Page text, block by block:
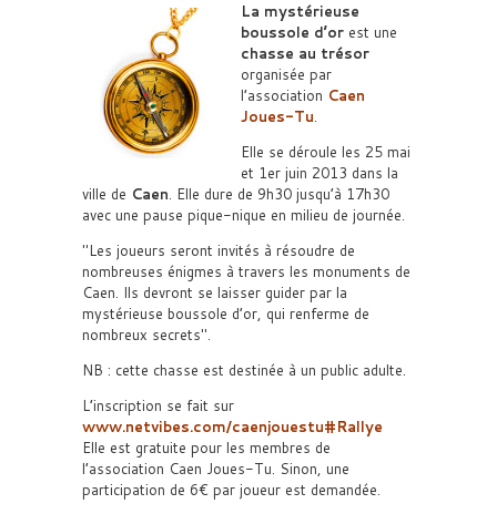
La mystérieuse
boussole d’or est une
chasse au trésor
organisée par
l’association Caen
Joues-Tu.
Elle se déroule les 25 mai
et 1er juin 2013 dans la
ville de Caen. Elle dure de 9h30 jusqu’à 17h30
avec une pause pique-nique en milieu de journée.
Les joueurs seront invités à résoudre de
nombreuses énigmes à travers les monuments de
Caen. Ils devront se laisser guider par la
mystérieuse boussole d’or, qui renferme de
nombreux secrets .
NB : cette chasse est destinée à un public adulte.
L’inscription se fait sur
www.netvibes.com/caenjouestu#Rallye
Elle est gratuite pour les membres de
l’association Caen Joues-Tu. Sinon, une
participation de 6€ par joueur est demandée.